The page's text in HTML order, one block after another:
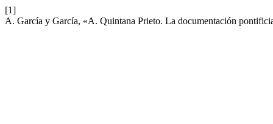
[1]
A. García y García, «A. Quintana Prieto. La documentación